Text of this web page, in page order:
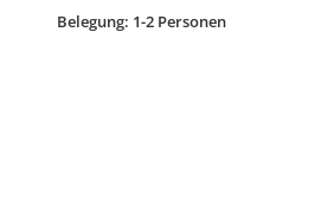
Belegung: 1-2 Personen